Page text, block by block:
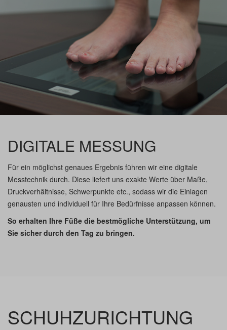
DIGITALE MESSUNG
Für ein möglichst genaues Ergebnis führen wir eine digitale
Messtechnik durch. Diese liefert uns exakte Werte über Maße,
Druckverhältnisse, Schwerpunkte etc., sodass wir die Einlagen
genausten und individuell für Ihre Bedürfnisse anpassen können.
So erhalten Ihre Füße die bestmögliche Unterstützung, um
Sie sicher durch den Tag zu bringen.
SCHUHZURICHTUNG